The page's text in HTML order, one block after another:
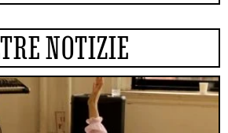
NOTIZIE